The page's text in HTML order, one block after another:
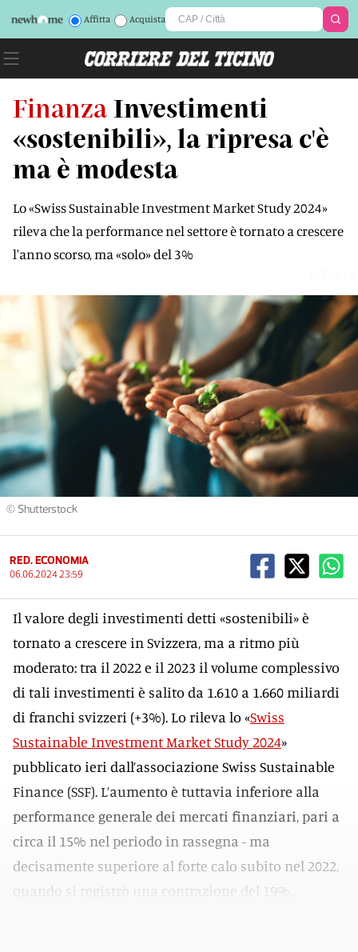
Affitta Acquista
Finanza Investimenti
«sostenibili», la ripresa c'è
ma è modesta
Lo «Swiss Sustainable Investment Market Study 2024»
rileva che la performance nel settore è tornato a crescere
l'anno scorso, ma «solo» del 3%
© Shutterstock
RED. ECONOMIA
06.06.2024 23:59
Il valore degli investimenti detti «sostenibili» è
tornato a crescere in Svizzera, ma a ritmo più
moderato: tra il 2022 e il 2023 il volume complessivo
di tali investimenti è salito da 1.610 a 1.660 miliardi
di franchi svizzeri (+3%). Lo rileva lo «Swiss
Sustainable Investment Market Study 2024»
pubblicato ieri dall’associazione Swiss Sustainable
Finance (SSF). L’aumento è tuttavia inferiore alla
performance generale dei mercati finanziari, pari a
circa il 15% nel periodo in rassegna - ma
decisamente superiore al forte calo subito nel 2022,
quando si registrò una contrazione del 19%,